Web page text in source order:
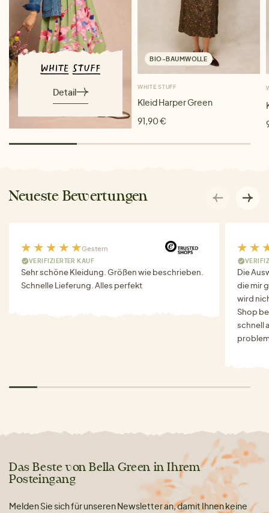
Detail
BIO-BAUMWOLLE
WHITE STUFF
Kleid Harper Green
91,90 €
Neueste Bewertungen
Gestern
VERIFIZIERTER KAUF
Sehr schöne Kleidung. Größen wie beschrieben.
Schnelle Lieferung. Alles perfekt
Die
die mir
wird
Shop
schnell
Das Beste von Bella Green in Ihrem
Posteingang
Melden Sie sich für unseren Newsletter an, damit Ihnen keine